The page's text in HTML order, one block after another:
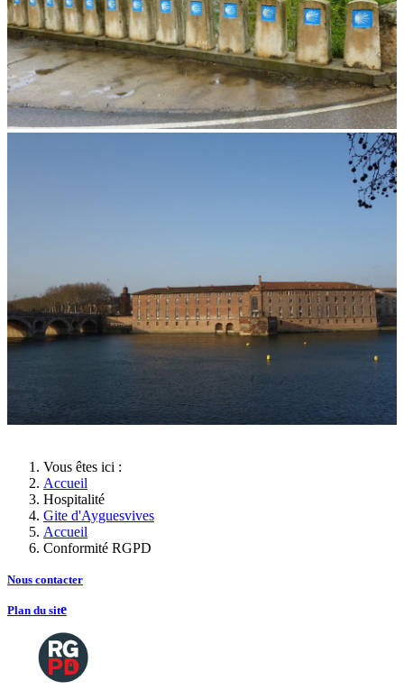
Vous êtes ici :
Accueil
Hospitalité
Gite d'Ayguesvives
Accueil
Conformité RGPD
Nous contacter
Plan du site